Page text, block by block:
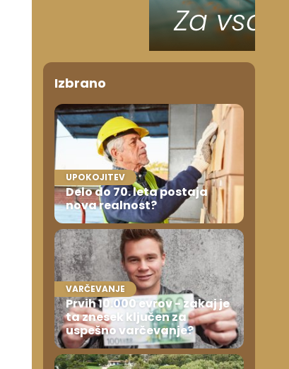
Izbrano
UPOKOJITEV
Delo do 70. leta postaja
nova realnost?
VARČEVANJE
Prvih 10.000 evrov - zakaj je
ta znesek ključen za
uspešno varčevanje?